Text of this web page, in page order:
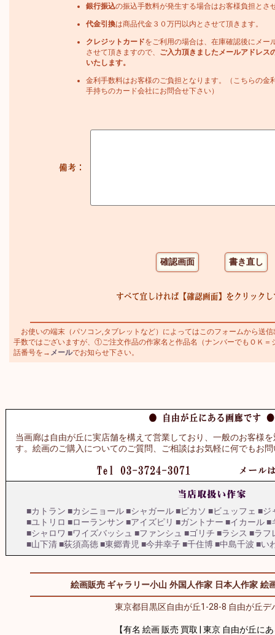
銀行振込の振込手数料が発生する場合はお客様負担とさ
代金引換は商品代金３０万円以内とさせて頂きます。
クレジットカードをご利用の場合は、在庫確認後にメー
させて頂きますので、
ご入力頂きましたメールアドレス
いたします。
金利手数料はお客様のご負担となります。（こちらの金
手持ちのカード会社にお問合せ下さい）
お使いの端末（パソコン,タブレットなど）によってはこのフォームから送
手数ではございますが、①ご注文作品の作家名と作品名（ナンバーでもＯＫ
話番号を→ メールでお知らせ下さい。
当画廊は自由が丘に実店舗を構えて営業しており、一般のお客様
す。絵画のご購入についてのご質問、ご相談はお気軽に何でもお
■カトラン ■カシニョール■シャガール■ピカソ ■ビュッフェ ■ジ
■ユトリロ ■ローランサン ■アイズピリ ■ガントナー ■イカール■
■シャロワ ■ワイズバッシュ ■ファンシュ ■ゴリチ ■ラシス ■ラフ
■山下清■荻須高徳■東郷青児 ■今井幸子■千住博■中島千波 ■い
絵画販売 ギャラリー小山 外国人作家 日本人作家 絵
東京都目黒区自由が丘1-28-8 自由が丘デ
【有名 絵画 販売 買取 | 東京 自由が丘に